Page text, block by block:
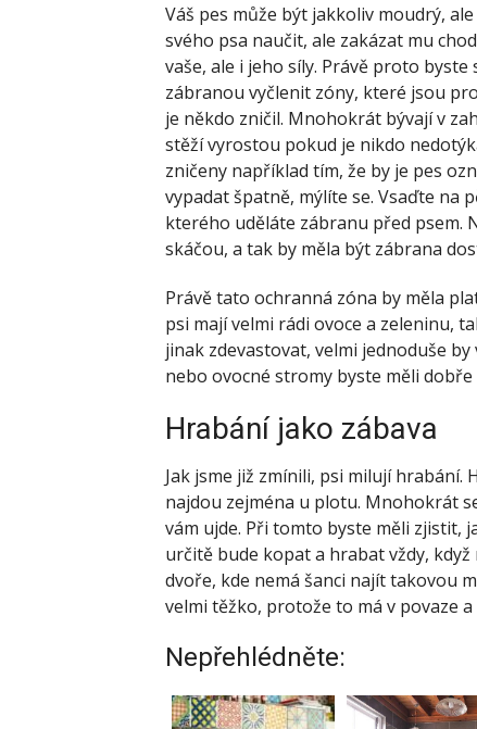
Váš pes může být jakkoliv moudrý,
svého psa naučit, ale zakázat mu
vaše, ale i jeho síly. Právě proto
zábranou vyčlenit zóny, které jsou
je někdo zničil. Mnohokrát bývají v
stěží vyrostou pokud je nikdo
zničeny například tím, že by je pes
vypadat špatně, mýlíte se. Vsaďte na
kterého uděláte zábranu před psem.
skáčou, a tak by měla být zábrana
Právě tato ochranná zóna by měla
psi mají velmi rádi ovoce a zeleninu,
jinak zdevastovat, velmi jednoduše
nebo ovocné stromy byste měli
Hrabání jako zábava
Jak jsme již zmínili, psi milují hrabání.
najdou zejména u plotu. Mnohokrát
vám ujde. Při tomto byste měli zjistit,
určitě bude kopat a hrabat vždy,
dvoře, kde nemá šanci najít takovou
velmi těžko, protože to má v povaze
Nepřehlédněte: